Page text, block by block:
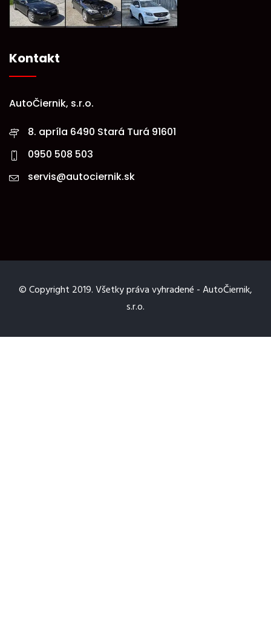
Kontakt
AutoČiernik, s.r.o.
8. apríla 6490 Stará Turá 91601
0950 508 503
servis@autociernik.sk
© Copyright 2019. Všetky práva vyhradené - AutoČiernik,
s.r.o.